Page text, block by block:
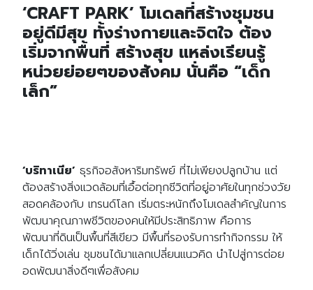
‘CRAFT PARK’ โมเดลที่สร้างชุมชน
อยู่ดีมีสุข ทั้งร่างกายและจิตใจ ต้อง
เริ่มจากพื้นที่ สร้างสุข แหล่งเรียนรู้
หน่วยย่อยๆของสังคม นั่นคือ “เด็ก
เล็ก”
‘บริทาเนีย’ ธุรกิจอสังหาริมทรัพย์ ที่ไม่เพียงปลูกบ้าน แต่
ต้องสร้างสิ่งแวดล้อมที่เอื้อต่อทุกชีวิตที่อยู่อาศัยในทุกช่วงวัย
สอดคล้องกับ เทรนด์โลก เริ่มตระหนักถึงโมเดลสำคัญในการ
พัฒนาคุณภาพชีวิตของคนให้มีประสิทธิภาพ คือการ
พัฒนาที่ดินเป็นพื้นที่สีเขียว มีพื้นที่รองรับการทำกิจกรรม ให้
เด็กได้วิ่งเล่น ชุมชนได้มาแลกเปลี่ยนแนวคิด นำไปสู่การต่อย
อดพัฒนาสิ่งดีๆเพื่อสังคม